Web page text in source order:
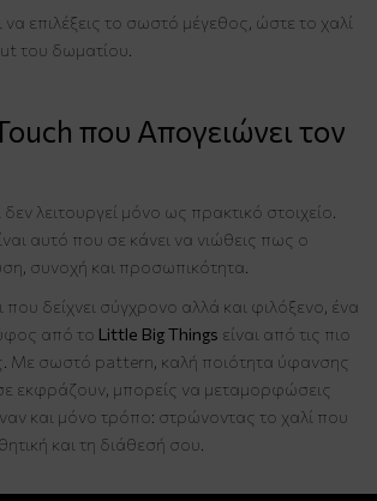
να επιλέξεις το σωστό μέγεθος, ώστε το χαλί
του δωματίου.
που Απογειώνει τον
λειτουργεί μόνο ως πρακτικό στοιχείο.
αυτό που σε κάνει να νιώθεις πως ο
συνοχή και προσωπικότητα.
που δείχνει σύγχρονο αλλά και φιλόξενο, ένα
από το Little Big Things είναι από τις πιο
Με σωστό pattern, καλή ποιότητα ύφανσης
εκφράζουν, μπορείς να μεταμορφώσεις
και μόνο τρόπο: στρώνοντας το χαλί που
και τη διάθεσή σου.